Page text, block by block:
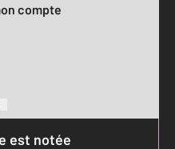
compte
est notée